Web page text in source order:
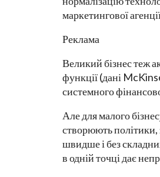
маркетингової
Реклама
Великий бізнес теж
функції (дані
системного
Але для малого
створюють
швидше і без
в одній точці дає